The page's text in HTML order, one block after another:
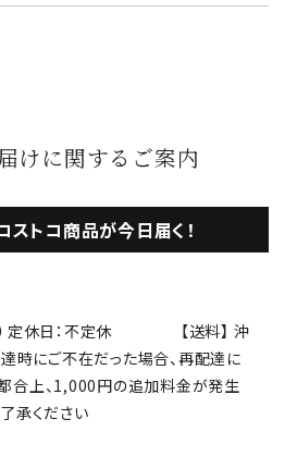
けに関するご案内
トコ商品が今日届く！
定休日：不定休 【送料】 沖
にご不在だった場合、再配達に
合上、1,000円の追加料金が発生
承ください